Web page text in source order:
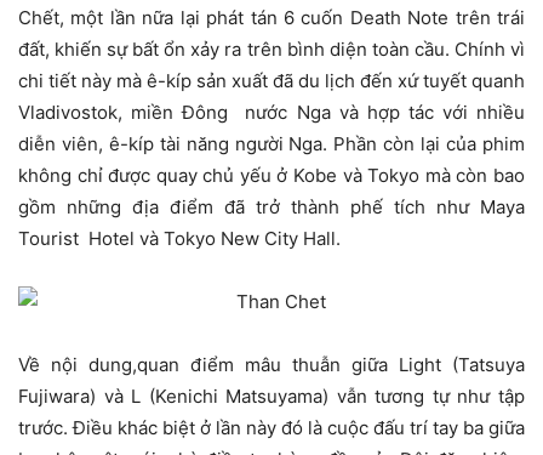
Chết, một lần nữa lại phát tán 6 cuốn Death Note trên trái
đất, khiến sự bất ổn xảy ra trên bình diện toàn cầu. Chính vì
chi tiết này mà ê-kíp sản xuất đã du lịch đến xứ tuyết quanh
Vladivostok, miền Đông nước Nga và hợp tác với nhiều
diễn viên, ê-kíp tài năng người Nga. Phần còn lại của phim
không chỉ được quay chủ yếu ở Kobe và Tokyo mà còn bao
gồm những địa điểm đã trở thành phế tích như Maya
Tourist Hotel và Tokyo New City Hall.
Về nội dung,quan điểm mâu thuẫn giữa Light (Tatsuya
Fujiwara) và L (Kenichi Matsuyama) vẫn tương tự như tập
trước. Điều khác biệt ở lần này đó là cuộc đấu trí tay ba giữa